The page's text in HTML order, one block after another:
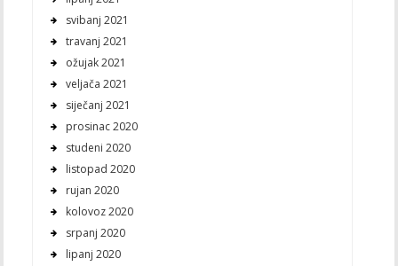
svibanj 2021
travanj 2021
ožujak 2021
veljača 2021
siječanj 2021
prosinac 2020
studeni 2020
listopad 2020
rujan 2020
kolovoz 2020
srpanj 2020
lipanj 2020